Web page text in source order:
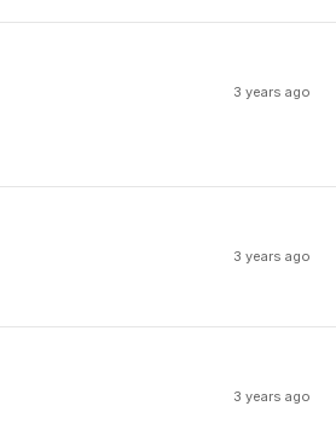
3 years ago
3 years ago
3 years ago